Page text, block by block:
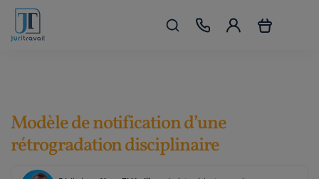
Modèle de notification d’une
rétrogradation disciplinaire